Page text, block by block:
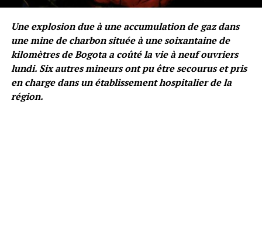
Une explosion due à une accumulation de gaz dans
une mine de charbon située à une soixantaine de
kilomètres de Bogota a coûté la vie à neuf ouvriers
lundi. Six autres mineurs ont pu être secourus et pris
en charge dans un établissement hospitalier de la
région.